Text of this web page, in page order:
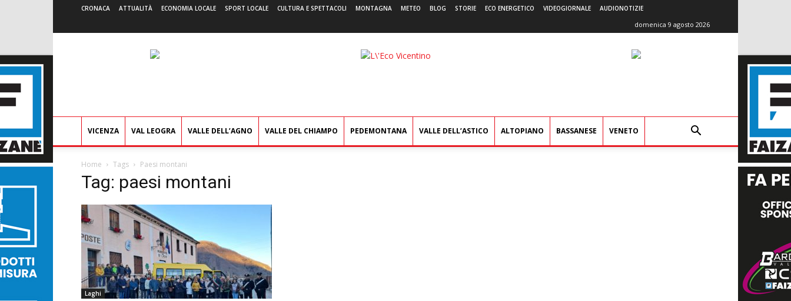
CRONACA ATTUALITÀ ECONOMIA LOCALE SPORT LOCALE CULTURA E SPETTACOLI MONTAGNA METEO BLOG STORIE ECO ENERGETICO VIDEOGIORNALE AUDIONOTIZIE
domenica 9 agosto 2026
L'Eco
VICENZA VAL LEOGRA VALLE DELL’AGNO VALLE DEL CHIAMPO PEDEMONTANA VALLE DELL’ASTICO ALTOPIANO BASSANESE VENETO
Home Tags Paesi montani
Tag: paesi montani
Laghi